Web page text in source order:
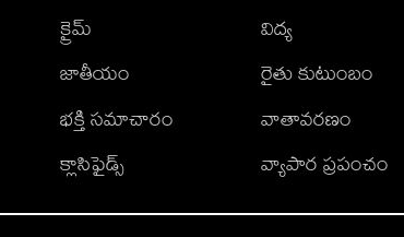
క్రైమ్
జాతీయం
భక్తి సమాచారం
క్లాసిఫైడ్స్
విద్య
రైతు కుటుంబం
వాతావరణం
వ్యాపార ప్రపంచం